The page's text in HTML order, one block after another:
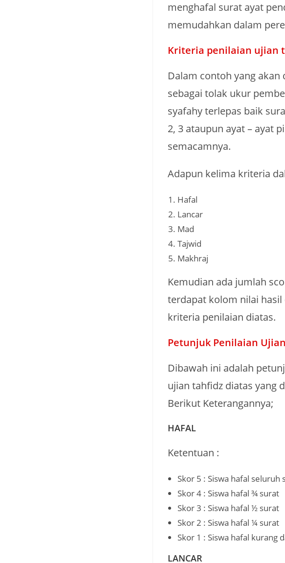
menghafal surat ayat
memudahkan dalam
Kriteria penilaian ujian
Dalam contoh yang
sebagai tolak ukur
syafahy terlepas baik
2, 3 ataupun ayat – ayat
semacamnya.
Adapun kelima kriteria
Hafal
Lancar
Mad
Tajwid
Makhraj
Kemudian ada jumlah
terdapat kolom nilai
kriteria penilaian diatas.
Petunjuk Penilaian
Dibawah ini adalah
ujian tahfidz diatas yang
Berikut Keterangannya;
HAFAL
Ketentuan :
Skor 5 : Siswa hafal seluruh
Skor 4 : Siswa hafal ¾ surat
Skor 3 : Siswa hafal ½ surat
Skor 2 : Siswa hafal ¼ surat
Skor 1 : Siswa hafal kurang
LANCAR